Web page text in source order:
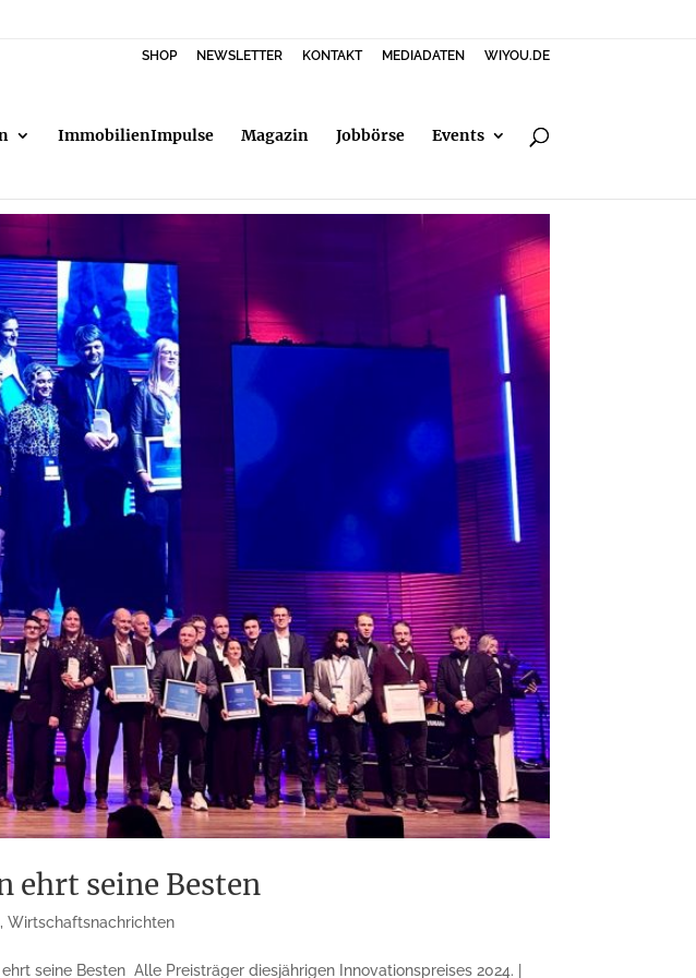
SHOP NEWSLETTER KONTAKT MEDIADATEN WIYOU.DE
ImmobilienImpulse Magazin Jobbörse Events
seine Besten
,Wirtschaftsnachrichten
seine Besten Alle Preisträger diesjährigen Innovationspreises 2024. |